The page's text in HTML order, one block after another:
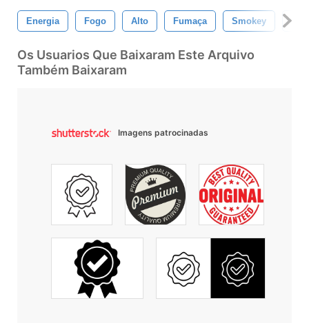
Energia Fogo Alto Fumaça Smokey
Os Usuarios Que Baixaram Este Arquivo
Também Baixaram
Imagens patrocinadas